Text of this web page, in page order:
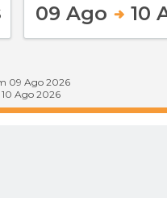
09 Ago 10
09 Ago 2026
10 Ago 2026